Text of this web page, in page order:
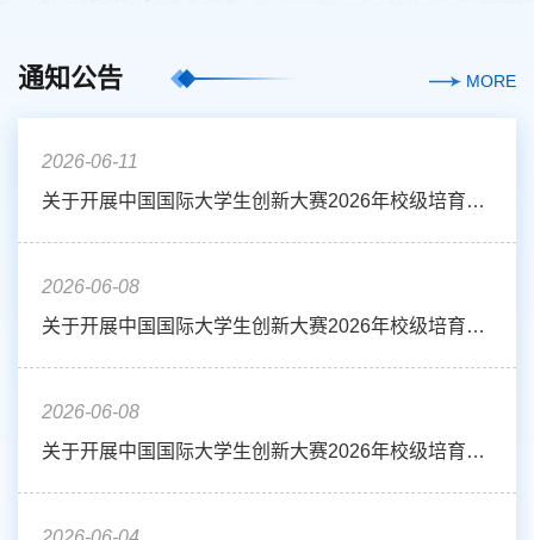
通知公告 MORE
2026-06-11
关于开展中国国际大学生创新大赛2026年校级培育项目集训营（十二）的通知
2026-06-08
关于开展中国国际大学生创新大赛2026年校级培育项目集训营（十一）的通知
2026-06-08
关于开展中国国际大学生创新大赛2026年校级培育项目集训营（十）的通知